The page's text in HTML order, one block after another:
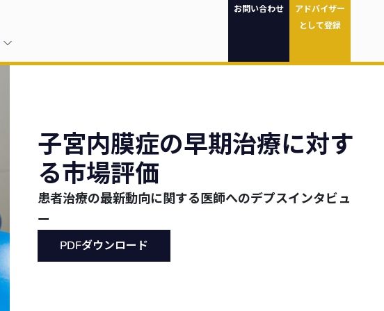
お問い合わせ
アドバイザー
として登録
子宮内膜症の早期治療に対す
る市場評価
患者治療の最新動向に関する医師へのデプスインタビュ
ー
PDFダウンロード